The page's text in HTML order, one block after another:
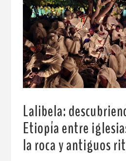
Lalibela:
Etiopíaentre
la roca y antiguos